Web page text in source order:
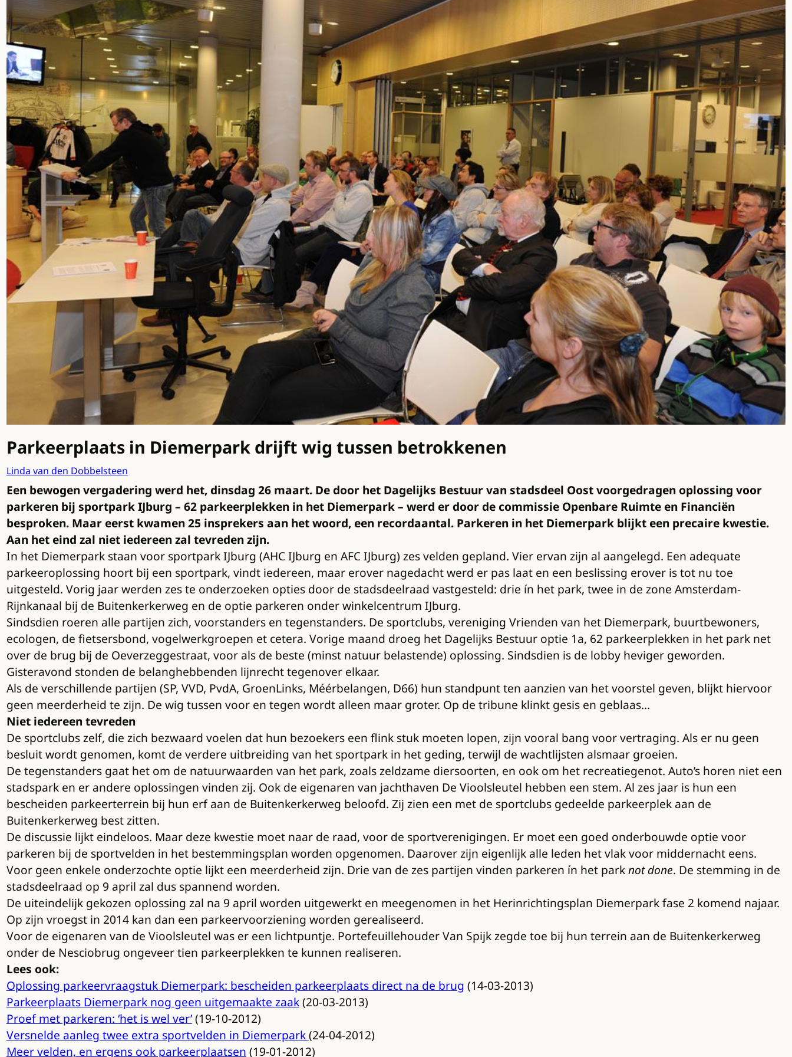
Parkeerplaats in Diemerpark drijft wig tussen betrokkenen
Linda van den Dobbelsteen
Een bewogen vergadering werd het, dinsdag 26 maart. De door het Dagelijks Bestuur van stadsdeel Oost voorgedragen oplossing voor
parkeren bij sportpark IJburg – 62 parkeerplekken in het Diemerpark – werd er door de commissie Openbare Ruimte en Financiën
besproken. Maar eerst kwamen 25 insprekers aan het woord, een recordaantal. Parkeren in het Diemerpark blijkt een precaire kwestie.
Aan het eind zal niet iedereen zal tevreden zijn.
In het Diemerpark staan voor sportpark IJburg (AHC IJburg en AFC IJburg) zes velden gepland. Vier ervan zijn al aangelegd. Een adequate
parkeeroplossing hoort bij een sportpark, vindt iedereen, maar erover nagedacht werd er pas laat en een beslissing erover is tot nu toe
uitgesteld. Vorig jaar werden zes te onderzoeken opties door de stadsdeelraad vastgesteld: drie ín het park, twee in de zone Amsterdam-
Rijnkanaal bij de Buitenkerkerweg en de optie parkeren onder winkelcentrum IJburg.
Sindsdien roeren alle partijen zich, voorstanders en tegenstanders. De sportclubs, vereniging Vrienden van het Diemerpark, buurtbewoners,
ecologen, de fietsersbond, vogelwerkgroepen et cetera. Vorige maand droeg het Dagelijks Bestuur optie 1a, 62 parkeerplekken in het park net
over de brug bij de Oeverzeggestraat, voor als de beste (minst natuur belastende) oplossing. Sindsdien is de lobby heviger geworden.
Gisteravond stonden de belanghebbenden lijnrecht tegenover elkaar.
Als de verschillende partijen (SP, VVD, PvdA, GroenLinks, Méérbelangen, D66) hun standpunt ten aanzien van het voorstel geven, blijkt hiervoor
geen meerderheid te zijn. De wig tussen voor en tegen wordt alleen maar groter. Op de tribune klinkt gesis en geblaas…
Niet iedereen tevreden
De sportclubs zelf, die zich bezwaard voelen dat hun bezoekers een flink stuk moeten lopen, zijn vooral bang voor vertraging. Als er nu geen
besluit wordt genomen, komt de verdere uitbreiding van het sportpark in het geding, terwijl de wachtlijsten alsmaar groeien.
De tegenstanders gaat het om de natuurwaarden van het park, zoals zeldzame diersoorten, en ook om het recreatiegenot. Auto’s horen niet een
stadspark en er andere oplossingen vinden zij. Ook de eigenaren van jachthaven De Vioolsleutel hebben een stem. Al zes jaar is hun een
bescheiden parkeerterrein bij hun erf aan de Buitenkerkerweg beloofd. Zij zien een met de sportclubs gedeelde parkeerplek aan de
Buitenkerkerweg best zitten.
De discussie lijkt eindeloos. Maar deze kwestie moet naar de raad, voor de sportverenigingen. Er moet een goed onderbouwde optie voor
parkeren bij de sportvelden in het bestemmingsplan worden opgenomen. Daarover zijn eigenlijk alle leden het vlak voor middernacht eens.
Voor geen enkele onderzochte optie lijkt een meerderheid zijn. Drie van de zes partijen vinden parkeren ín het parknot done. De stemming in de
stadsdeelraad op 9 april zal dus spannend worden.
De uiteindelijk gekozen oplossing zal na 9 april worden uitgewerkt en meegenomen in het Herinrichtingsplan Diemerpark fase 2 komend najaar.
Op zijn vroegst in 2014 kan dan een parkeervoorziening worden gerealiseerd.
Voor de eigenaren van de Vioolsleutel was er een lichtpuntje. Portefeuillehouder Van Spijk zegde toe bij hun terrein aan de Buitenkerkerweg
onder de Nesciobrug ongeveer tien parkeerplekken te kunnen realiseren.
Lees ook:
Oplossing parkeervraagstuk Diemerpark: bescheiden parkeerplaats direct na de brug (14-03-2013)
Parkeerplaats Diemerpark nog geen uitgemaakte zaak(20-03-2013)
Proef met parkeren: ‘het is wel ver’(19-10-2012)
Versnelde aanleg twee extra sportvelden in Diemerpark(24-04-2012)
Meer velden, en ergens ook parkeerplaatsen (19-01-2012)